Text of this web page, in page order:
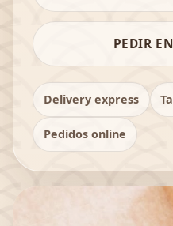
PEDIR
Delivery express
Pedidos online